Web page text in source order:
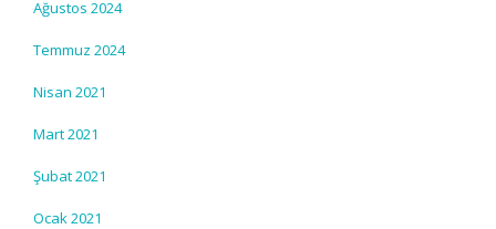
Ağustos 2024
Temmuz 2024
Nisan 2021
Mart 2021
Şubat 2021
Ocak 2021